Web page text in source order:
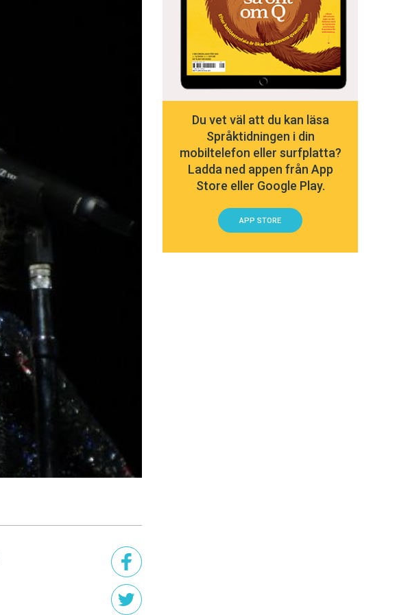
Du vet väl att du kan läsa
Språktidningen i din
mobiltelefon eller surfplatta?
Ladda ned appen från App
Store eller Google Play.
APP STORE